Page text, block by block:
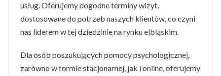
usług. Oferujemy dogodne terminy wizyt,
dostosowane do potrzeb naszych klientów, co czyni
nas liderem w tej dziedzinie na rynku elbląskim.
Dla osób poszukujących pomocy psychologicznej,
zarówno w formie stacjonarnej, jak i online, oferujemy